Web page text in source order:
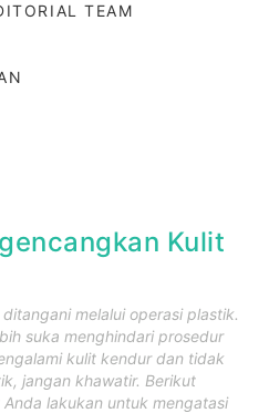
TEAM
Kulit
melalui operasi plastik.
suka menghindari prosedur
kulit kendur dan tidak
jangan khawatir. Berikut
lakukan untuk mengatasi